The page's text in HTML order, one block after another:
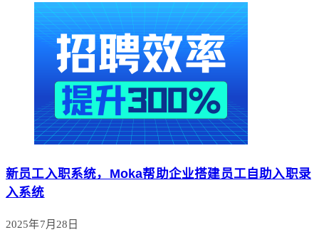
新员工入职系统，Moka帮助企业搭建员工自助入职录
入系统
2025年7月28日